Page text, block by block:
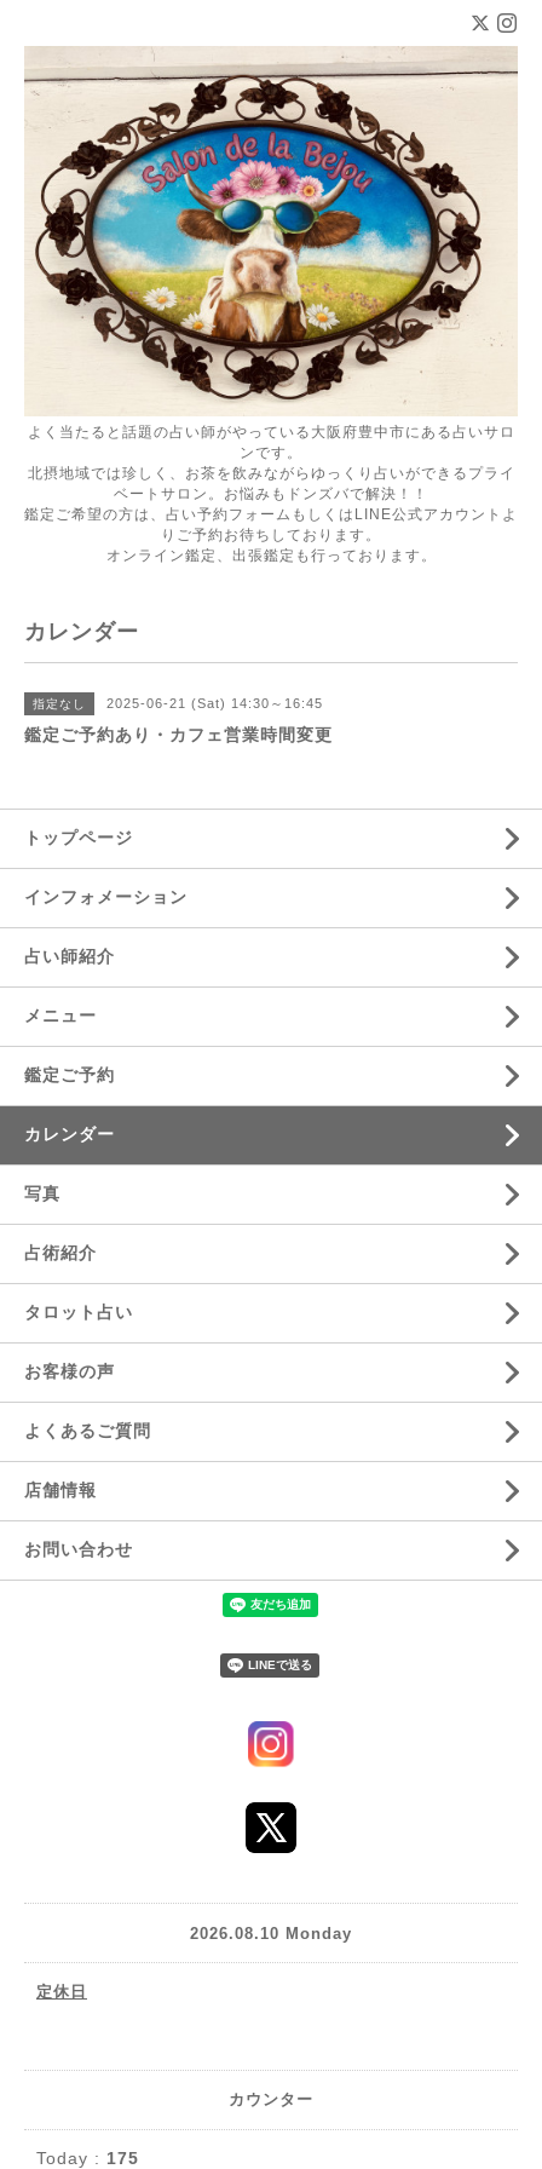
よく当たると話題の占い師がやっている大阪府豊中市にある占いサロ
ンです。
北摂地域では珍しく、お茶を飲みながらゆっくり占いができるプライ
ベートサロン。お悩みもドンズバで解決！！
鑑定ご希望の方は、占い予約フォームもしくはLINE公式アカウントよ
りご予約お待ちしております。
オンライン鑑定、出張鑑定も行っております。
カレンダー
指定なし 2025-06-21 (Sat) 14:30～16:45
鑑定ご予約あり・カフェ営業時間変更
トップページ
インフォメーション
占い師紹介
メニュー
鑑定ご予約
カレンダー
写真
占術紹介
タロット占い
お客様の声
よくあるご質問
店舗情報
お問い合わせ
2026.08.10 Monday
定休日
カウンター
Today : 175